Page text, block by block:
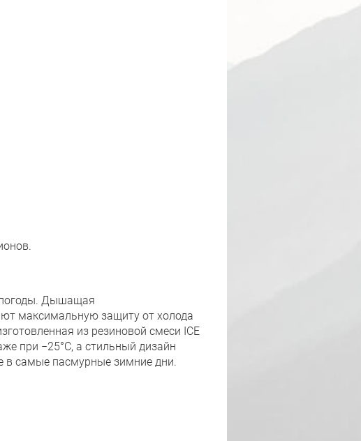
погоды. Дышащая
максимальную защиту от холода
из резиновой смеси ICE
при −25°C, а стильный дизайн
в самые пасмурные зимние дни.